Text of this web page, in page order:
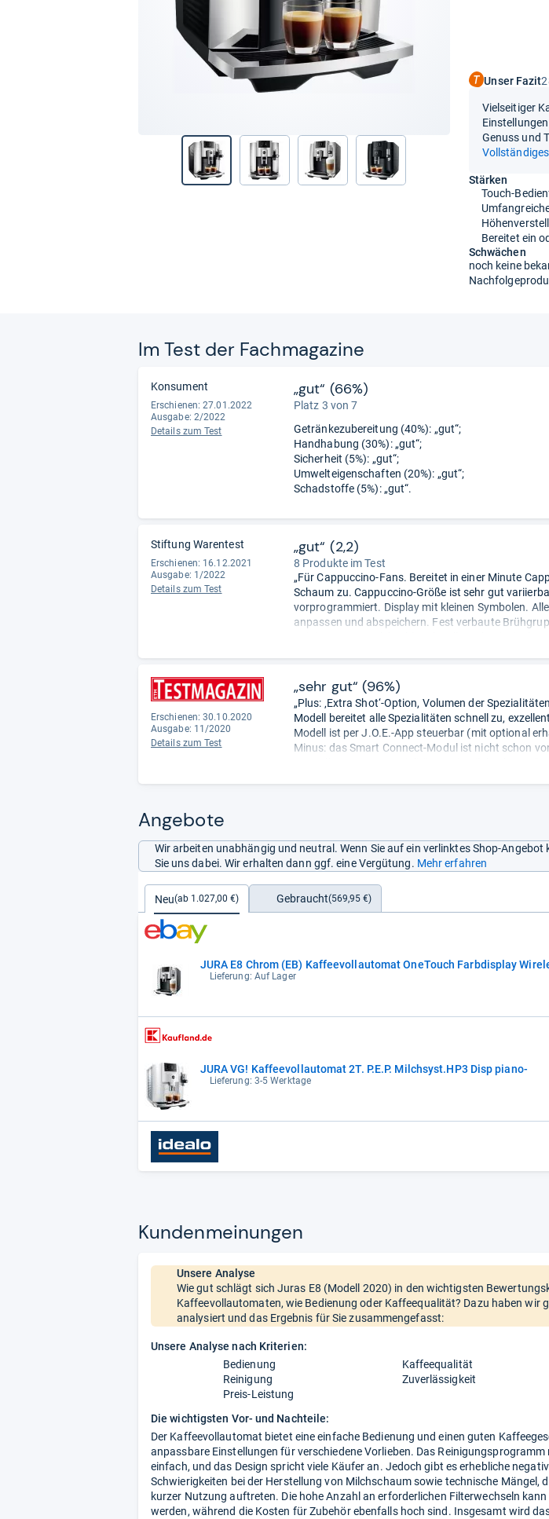
Unser Fazit
Vielseitiger
Genuss und
Stärken
Touch-
Bereitet ein
Schwächen
noch keine
Im Test der Fach­ma­ga­zine
Konsument
Erschienen: 27.01.2022
Ausgabe: 2/2022
Details zum Test
„gut“ (66%)
Platz 3 von 7
Getränkezubereitung (40%): „gut“;
Handhabung (30%): „gut“;
Sicherheit (5%): „gut“;
Umwelteigenschaften (20%): „gut“;
Schadstoffe (5%): „gut“.
Stiftung Warentest
Erschienen: 16.12.2021
Ausgabe: 1/2022
Details zum Test
„gut“ (2,2)
8 Produkte im Test
„Für Cappuccino-Fans. Bereitet in einer Minute
Schaum zu. Cappuccino-Größe ist sehr gut
vorprogrammiert. Display mit kleinen Symbolen.
anpassen und abspeichern. Fest verbaute
Reinigung. Der Milchschlauch soll aus
Das sagen die Sommeliers: Cappuccino ist gut
vollmundiger mit besserer Crema, wenn die
Mahlgrad auf Stufe 2 und das Volumen auf 25
Erschienen: 30.10.2020
Ausgabe: 11/2020
Details zum Test
„sehr gut“ (96%)
„Plus: ‚Extra Shot‘-Option, Volumen der
Modell bereitet alle Spezialitäten schnell zu,
Modell ist per J.O.E.-App steuerbar (mit optional
Minus: das Smart Connect-Modul ist nicht schon
Angebote
Wir arbeiten unabhängig und neutral. Wenn Sie auf ein verlinktes Shop-Angebot
Sie uns dabei. Wir erhalten dann ggf. eine Vergütung. Mehr erfahren
Neu(ab 1.027,00 €) Gebraucht(569,95 €)
JURA E8 Chrom (EB) Kaffeevollautomat OneTouch Farbdisplay
Lieferung: Auf Lager
JURA VG! Kaffeevollautomat 2T. P.E.P. Milchsyst.HP3 Disp piano-
Lieferung: 3-5 Werktage
Kun­den­mei­nun­gen
Unsere Analyse
Wie gut schlägt sich Juras E8 (Modell 2020) in den wichtigsten
Kaffeevollautomaten, wie Bedienung oder Kaffeequalität? Dazu haben wir
analysiert und das Ergebnis für Sie zusammengefasst:
Unsere Analyse nach Kriterien:
Bedienung
Kaffeequalität
Reinigung
Zuverlässigkeit
Preis-Leistung
Die wichtigsten Vor- und Nachteile:
Der Kaffeevollautomat bietet eine einfache Bedienung und einen guten
anpassbare Einstellungen für verschiedene Vorlieben. Das Reinigungsprogramm
einfach, und das Design spricht viele Käufer an. Jedoch gibt es erhebliche
Schwierigkeiten bei der Herstellung von Milchschaum sowie technische Mängel,
kurzer Nutzung auftreten. Die hohe Anzahl an erforderlichen Filterwechseln
werden, während die Kosten für Zubehör ebenfalls hoch sind. Insgesamt wird